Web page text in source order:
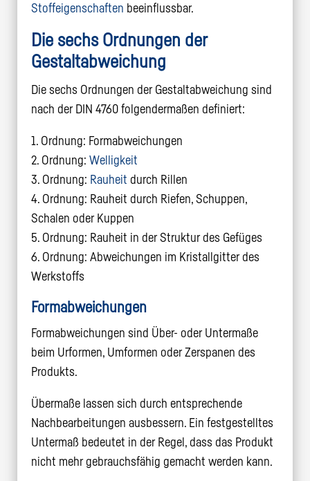
Stoffeigenschaften beeinflussbar.
Die sechs Ordnungen der
Gestaltabweichung
Die sechs Ordnungen der Gestaltabweichung sind
nach der DIN 4760 folgendermaßen definiert:
1. Ordnung: Formabweichungen
2. Ordnung: Welligkeit
3. Ordnung: Rauheit durch Rillen
4. Ordnung: Rauheit durch Riefen, Schuppen,
Schalen oder Kuppen
5. Ordnung: Rauheit in der Struktur des Gefüges
6. Ordnung: Abweichungen im Kristallgitter des
Werkstoffs
Formabweichungen
Formabweichungen sind Über- oder Untermaße
beim Urformen, Umformen oder Zerspanen des
Produkts.
Übermaße lassen sich durch entsprechende
Nachbearbeitungen ausbessern. Ein festgestelltes
Untermaß bedeutet in der Regel, dass das Produkt
nicht mehr gebrauchsfähig gemacht werden kann.